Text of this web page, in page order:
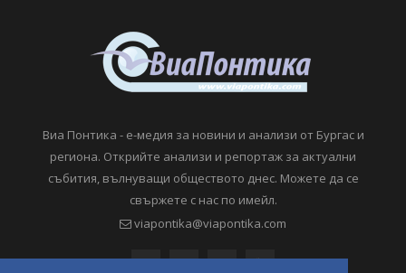
Виа Понтика - е-медия за новини и анализи от Бургас и
региона. Открийте анализи и репортаж за актуални
събития, вълнуващи обществото днес. Можете да се
свържете с нас по имейл.
viapontika@viapontika.com